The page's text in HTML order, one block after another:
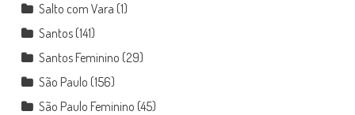
Salto com Vara (1)
Santos(141)
Santos Feminino (29)
São Paulo (156)
São Paulo Feminino (45)